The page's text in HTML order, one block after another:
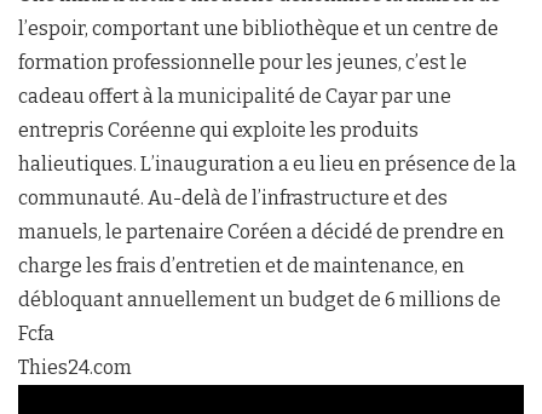
l’espoir, comportant une bibliothèque et un centre de
formation professionnelle pour les jeunes, c’est le
cadeau offert à la municipalité de Cayar par une
entrepris Coréenne qui exploite les produits
halieutiques. L’inauguration a eu lieu en présence de la
communauté. Au-delà de l’infrastructure et des
manuels, le partenaire Coréen a décidé de prendre en
charge les frais d’entretien et de maintenance, en
débloquant annuellement un budget de 6 millions de
Fcfa
Thies24.com